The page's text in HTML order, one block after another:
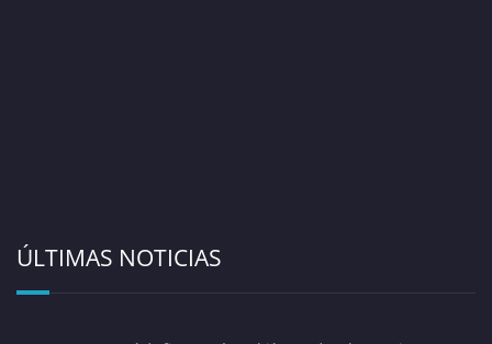
ÚLTIMAS NOTICIAS